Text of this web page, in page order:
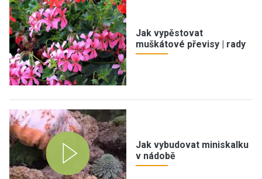
Jak vypěstovat
muškátové převisy | rady
Jak vybudovat miniskalku
v nádobě